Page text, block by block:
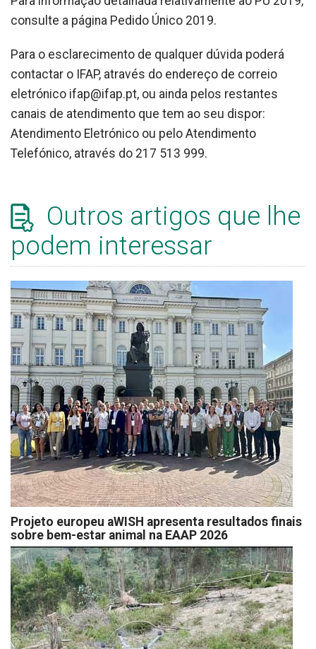
consulte a página Pedido Único 2019.
Para o esclarecimento de qualquer dúvida poderá
contactar o IFAP, através do endereço de correio
eletrónico ifap@ifap.pt, ou ainda pelos restantes
canais de atendimento que tem ao seu dispor:
Atendimento Eletrónico ou pelo Atendimento
Telefónico, através do 217 513 999.
Outros artigos que lhe
podem interessar
Projeto europeu aWISH apresenta resultados finais
sobre bem-estar animal na EAAP 2026